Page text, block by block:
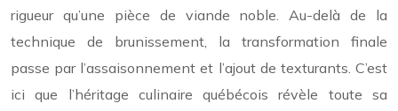
rigueur qu’une pièce de viande noble. Au-delà de la
technique de brunissement, la transformation finale
passe par l’assaisonnement et l’ajout de texturants. C’est
ici que l’héritage culinaire québécois révèle toute sa